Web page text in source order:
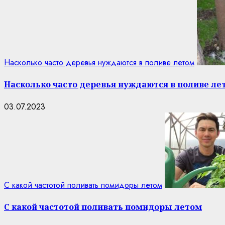
Насколько часто деревья нуждаются в поливе летом
Насколько часто деревья нуждаются в поливе
03.07.2023
С какой частотой поливать помидоры летом
С какой частотой поливать помидоры летом